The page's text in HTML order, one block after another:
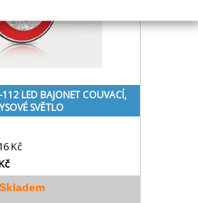
LED BAJONET COUVACÍ,
SVĚTLO
Kč
Skladem